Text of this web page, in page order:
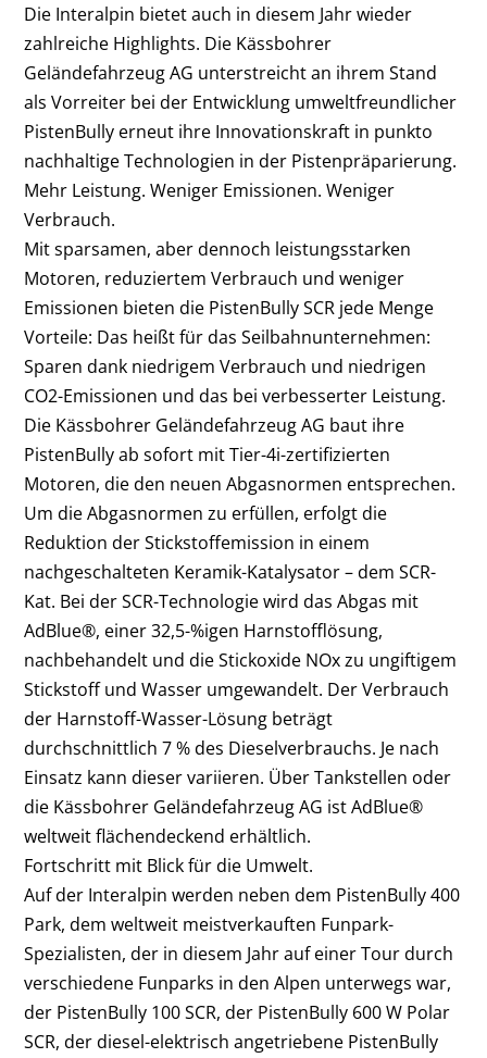
Die Interalpin bietet auch in diesem Jahr wieder
zahlreiche Highlights. Die Kässbohrer
Geländefahrzeug AG unterstreicht an ihrem Stand
als Vorreiter bei der Entwicklung umweltfreundlicher
PistenBully erneut ihre Innovationskraft in punkto
nachhaltige Technologien in der Pistenpräparierung.
Mehr Leistung. Weniger Emissionen. Weniger
Verbrauch.
Mit sparsamen, aber dennoch leistungsstarken
Motoren, reduziertem Verbrauch und weniger
Emissionen bieten die PistenBully SCR jede Menge
Vorteile: Das heißt für das Seilbahnunternehmen:
Sparen dank niedrigem Verbrauch und niedrigen
CO2-Emissionen und das bei verbesserter Leistung.
Die Kässbohrer Geländefahrzeug AG baut ihre
PistenBully ab sofort mit Tier-4i-zertifizierten
Motoren, die den neuen Abgasnormen entsprechen.
Um die Abgasnormen zu erfüllen, erfolgt die
Reduktion der Stickstoffemission in einem
nachgeschalteten Keramik-Katalysator – dem SCR-
Kat. Bei der SCR-Technologie wird das Abgas mit
AdBlue®, einer 32,5-%igen Harnstofflösung,
nachbehandelt und die Stickoxide NOxzu ungiftigem
Stickstoff und Wasser umgewandelt. Der Verbrauch
der Harnstoff-Wasser-Lösung beträgt
durchschnittlich 7 % des Dieselverbrauchs. Je nach
Einsatz kann dieser variieren. Über Tankstellen oder
die Kässbohrer Geländefahrzeug AG ist AdBlue®
weltweit flächendeckend erhältlich.
Fortschritt mit Blick für die Umwelt.
Auf der Interalpin werden neben dem PistenBully 400
Park, dem weltweit meistverkauften Funpark-
Spezialisten, der in diesem Jahr auf einer Tour durch
verschiedene Funparks in den Alpen unterwegs war,
der PistenBully 100 SCR, der PistenBully 600 W Polar
SCR, der diesel-elektrisch angetriebene PistenBully